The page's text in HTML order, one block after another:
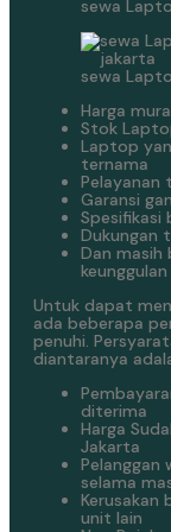
sewa
sewa
Harga
Stok
Laptop
ternama
Pelayanan
Garansi
Spesifikasi
Dukungan
Dan masih
Untuk dapat
ada beberapa
penuhi.
diantaranya
diterima
Harga
Jakarta
Pelanggan
selama
Kerusakan
unit lain